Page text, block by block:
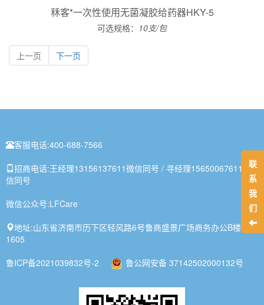
秝客*一次性使用无菌凝胶给药器HKY-5
可选规格： 10支/包
上一页 下一页
客服电话:400-688-7566
招商电话:王经理13156137611微信同号 / 寻经理15650067611微
信同号
微信公众号:LFCare
地址:山东省济南市历下区轻风路6号鲁商盛景广场商务办公B楼1-
1605
鲁ICP备2021039832号-2
鲁公网安备 37142502000132号
联
系
我
们